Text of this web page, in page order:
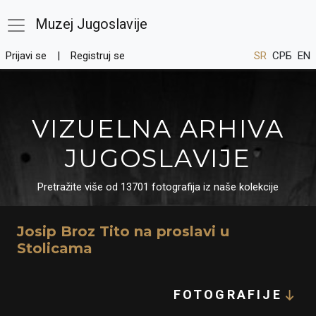
Muzej Jugoslavije
Prijavi se Registruj se SR СРБ EN
VIZUELNA ARHIVA
JUGOSLAVIJE
Pretražite više od 13701 fotografija iz naše kolekcije
Josip Broz Tito na proslavi u
Stolicama
FOTOGRAFIJE